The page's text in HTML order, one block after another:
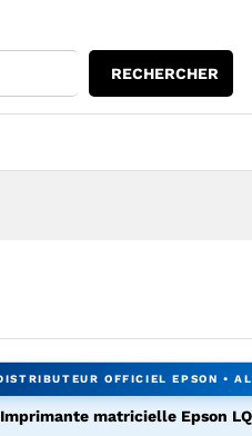
RECHERCHER
Imprimante matricielle Epson